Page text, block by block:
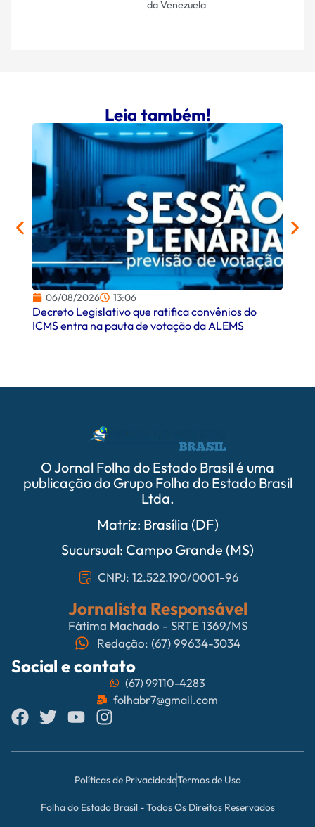
da Venezuela
Leia também!
06/08/2026 13:06
Decreto Legislativo que ratifica convênios do
ICMS entra na pauta de votação da ALEMS
O Jornal Folha do Estado Brasil é uma
publicação do Grupo Folha do Estado Brasil
Ltda.
Matriz: Brasília (DF)
Sucursual: Campo Grande (MS)
CNPJ: 12.522.190/0001-96
Jornalista Responsável
Fátima Machado - SRTE 1369/MS
Redação: (67) 99634-3034
Social e contato
(67) 99110-4283
folhabr7@gmail.com
Políticas de PrivacidadeTermos de Uso
Folha do Estado Brasil - Todos Os Direitos Reservados